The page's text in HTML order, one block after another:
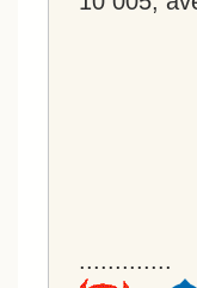
.............